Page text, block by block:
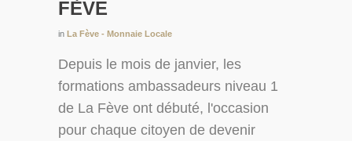
FÈVE
in La Fève - Monnaie Locale
Depuis le mois de janvier, les
formations ambassadeurs niveau 1
de La Fève ont débuté, l'occasion
pour chaque citoyen de devenir